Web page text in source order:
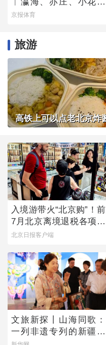
赛区将承办多组别百队
京报体育
旅游
入境游带火“北京购”！前
7月北京离境退税各项数
据均创新高
北京日报客户端
文旅新探丨山海同歌：
一列非遗专列的新疆旅
程